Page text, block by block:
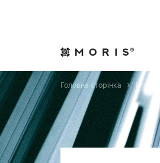
Головна сторінка Новини